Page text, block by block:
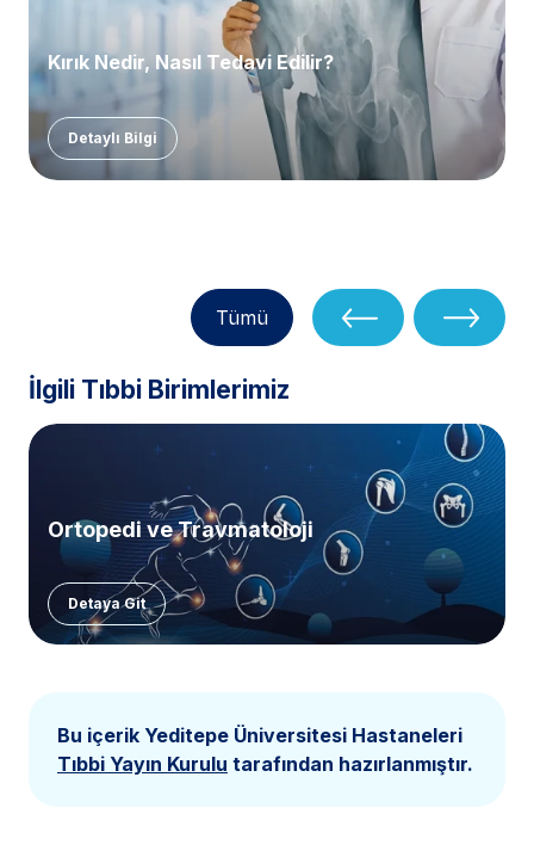
Kırık Nedir, Nasıl Tedavi Edilir?
Detaylı Bilgi
Tümü
İlgili Tıbbi Birimlerimiz
Ortopedi ve Travmatoloji
Detaya Git
Bu içerik Yeditepe Üniversitesi Hastaneleri
Tıbbi Yayın Kurulu tarafından hazırlanmıştır.